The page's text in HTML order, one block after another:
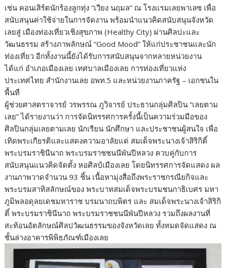
เช่น คอนเสิร์ตนักร้องลูกทุ่ง “เวียง นฤมล” ณ โรงแรมเลยพาเลซ เพื่อ
สนับสนุนค่าใช้จ่ายในการจัดงาน พร้อมนำแนวคิดสนับสนุนจังหวัด
เลยสู่ เมืองท่องเที่ยวเชิงสุขภาพ (Healthy City) ผ่านศิลปะและ
วัฒนธรรม สร้างภาพลักษณ์ “Good Mood” ให้แก่ประชาชนและนัก
ท่องเที่ยว อีกทั้งงานนี้ยังได้รับการสนับสนุนจากหลายหน่วยงาน
ได้แก่ อำเภอเมืองเลย เทศบาลเมืองเลย การท่องเที่ยวแห่ง
ประเทศไทย สำนักงานเลย อพท.5 และหน่วยงานภาครัฐ – เอกชนใน
พื้นที่
ผู้ช่วยศาสตราจารย์ วรพรรณ ภูวิจารย์ ประธานกลุ่มศิลปิน “เลยตาม
เลย” ได้รายงานว่า การจัดนิทรรศการครั้งนี้เป็นความร่วมมือของ
ศิลปินกลุ่มเลยตามเลย นักเรียน นักศึกษา และประชาชนผู้สนใจ เพื่อ
เทิดพระเกียรติและแสดงความอาลัยแด่ สมเด็จพระนางเจ้าสิริกิติ์
พระบรมราชินีนาถ พระบรมราชชนนีพันปีหลวง ควบคู่กับการ
สนับสนุนแนวคิดจัดตั้ง หอศิลป์เมืองเลย โดยนิทรรศการจัดแสดง ผล
งานภาพวาดจำนวน 93 ชิ้น เนื้อหามุ่งสื่อถึงพระราชกรณียกิจและ
พระบรมสาทิสลักษณ์ของ พระบาทสมเด็จพระบรมชนกาธิเบศร มหา
ภูมิพลอดุลยเดชมหาราช บรมนาถบพิตร และ สมเด็จพระนางเจ้าสิริกิ
ติ์ พระบรมราชินีนาถ พระบรมราชชนนีพันปีหลวง รวมถึงผลงานที่
สะท้อนอัตลักษณ์ศิลปวัฒนธรรมของจังหวัดเลย ทั้งหมดจัดแสดง ณ
ชั้นล่างอาคารพิพิธภัณฑ์เมืองเลย